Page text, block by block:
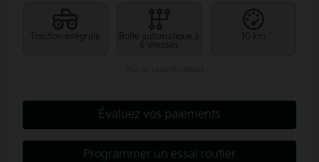
Traction intégrale
Boîte automatique à
6 vitesses
10 km
Évaluez vos paiements
Programmer un essai routier